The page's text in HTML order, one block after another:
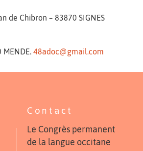
de Chibron – 83870 SIGNES
MENDE.48adoc@gmail.com
Contact
Le Congrès permanent
de la langue occitane